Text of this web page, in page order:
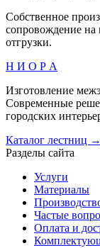
Собственное
сопровождение на
отгрузки.
Н И О Р А
Изготовление
Современные
городских
Каталог лестниц →
Разделы сайта
Услуги
Материалы
Частые
Оплата и